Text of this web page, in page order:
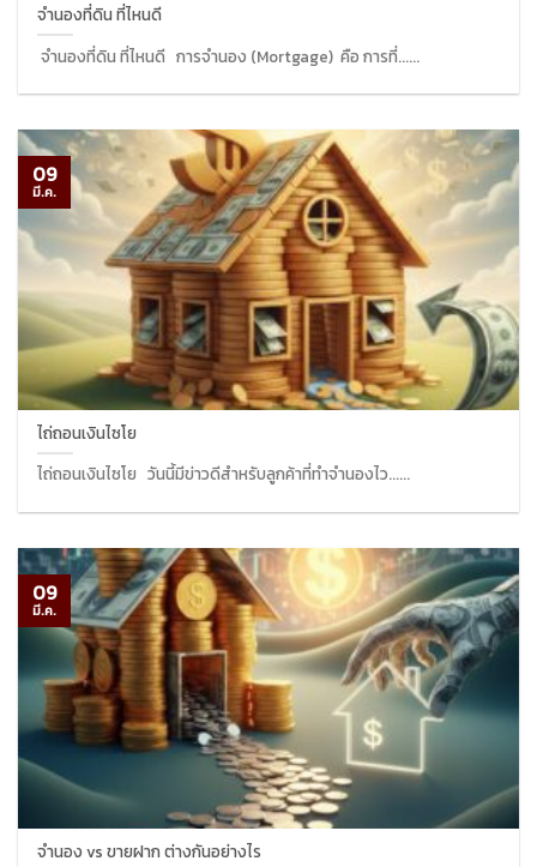
จำนองที่ดิน ที่ไหนดี
จำนองที่ดิน ที่ไหนดี การจำนอง (Mortgage) คือ การที่......
ไถ่ถอนเงินไซโย
ไถ่ถอนเงินไซโย วันนี้มีข่าวดีสำหรับลูกค้าที่ทำจำนองไว......
09
มี.ค.
จำนอง vs ขายฝาก ต่างกันอย่างไร
09
มี.ค.